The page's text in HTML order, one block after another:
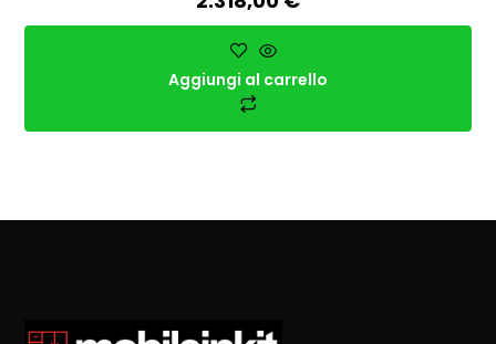
Aggiungi al carrello